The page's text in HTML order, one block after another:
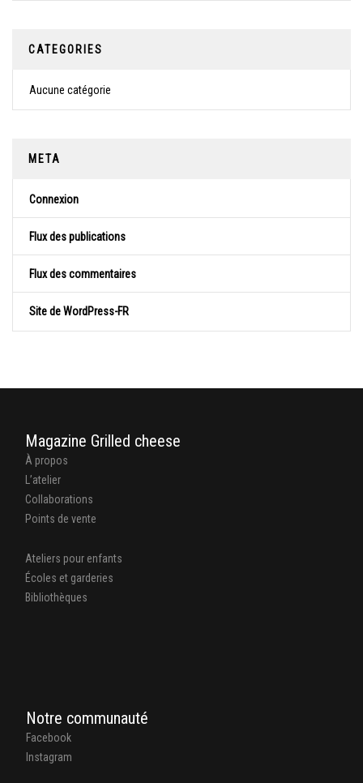
CATEGORIES
Aucune catégorie
META
Connexion
Flux des publications
Flux des commentaires
Site de WordPress-FR
Magazine Grilled cheese
À propos
L’atelier
Collaborations
Points de vente
Ateliers pour enfants
Écoles et garderies
Bibliothèques
Notre communauté
Facebook
Instagram